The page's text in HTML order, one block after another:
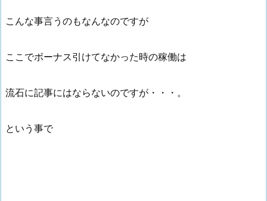
こんな事言うのもなんなのですが
ここでボーナス引けてなかった時の稼働は
流石に記事にはならないのですが・・・。
という事で